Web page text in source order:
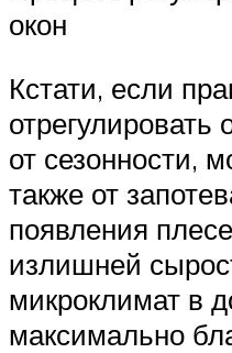
окон
Кстати, если
отрегулировать
от сезонности,
также от
появления
излишней
микроклимат в
максимально